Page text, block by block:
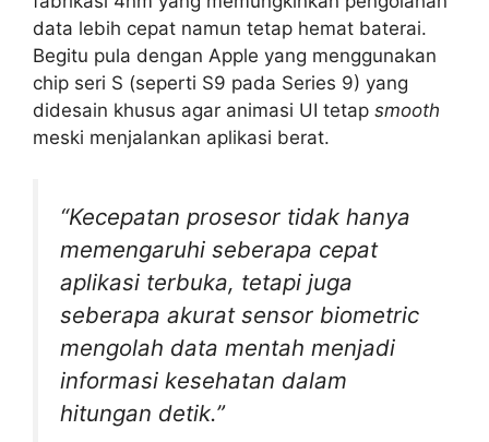
data lebih cepat namun tetap hemat baterai.
Begitu pula dengan Apple yang menggunakan
chip seri S (seperti S9 pada Series 9) yang
didesain khusus agar animasi UI tetap smooth
meski menjalankan aplikasi berat.
“Kecepatan prosesor tidak hanya
memengaruhi seberapa cepat
aplikasi terbuka, tetapi juga
seberapa akurat sensor biometric
mengolah data mentah menjadi
informasi kesehatan dalam
hitungan detik.”